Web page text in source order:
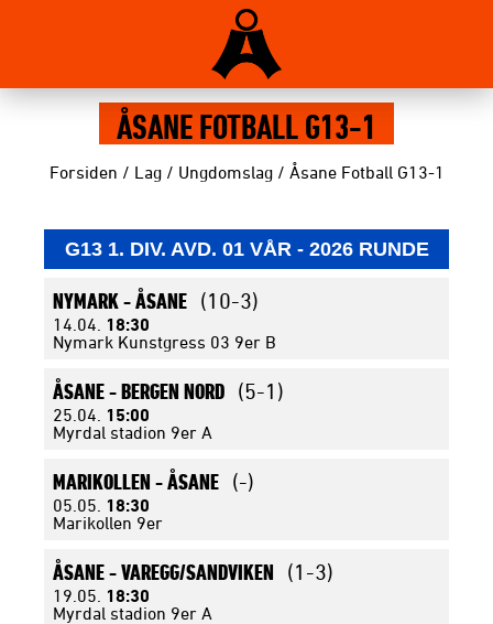
ÅSANE FOTBALL G13-1
Forsiden / Lag / Ungdomslag / Åsane Fotball G13-1
G13 1. DIV. AVD. 01 VÅR - 2026 RUNDE
NYMARK -ÅSANE (10-3)
14.04.
18:30
Nymark Kunstgress 03 9er B
ÅSANE -BERGEN NORD (5-1)
25.04.
15:00
Myrdal stadion 9er A
MARIKOLLEN -ÅSANE (-)
05.05.
18:30
Marikollen 9er
ÅSANE -VAREGG/SANDVIKEN (1-3)
19.05.
18:30
Myrdal stadion 9er A